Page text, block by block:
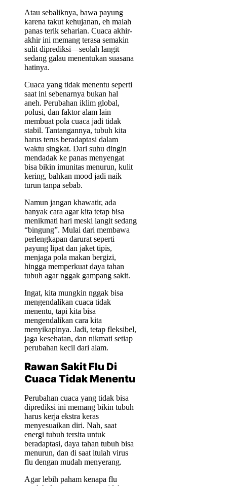
Atau sebaliknya, bawa payung
karena takut kehujanan, eh malah
panas terik seharian. Cuaca akhir-
akhir ini memang terasa semakin
sulit diprediksi—seolah langit
sedang galau menentukan suasana
hatinya.
Cuaca yang tidak menentu seperti
saat ini sebenarnya bukan hal
aneh. Perubahan iklim global,
polusi, dan faktor alam lain
membuat pola cuaca jadi tidak
stabil. Tantangannya, tubuh kita
harus terus beradaptasi dalam
waktu singkat. Dari suhu dingin
mendadak ke panas menyengat
bisa bikin imunitas menurun, kulit
kering, bahkan mood jadi naik
turun tanpa sebab.
Namun jangan khawatir, ada
banyak cara agar kita tetap bisa
menikmati hari meski langit sedang
“bingung”. Mulai dari membawa
perlengkapan darurat seperti
payung lipat dan jaket tipis,
menjaga pola makan bergizi,
hingga memperkuat daya tahan
tubuh agar nggak gampang sakit.
Ingat, kita mungkin nggak bisa
mengendalikan cuaca tidak
menentu, tapi kita bisa
mengendalikan cara kita
menyikapinya. Jadi, tetap fleksibel,
jaga kesehatan, dan nikmati setiap
perubahan kecil dari alam.
Rawan Sakit Flu Di
Cuaca Tidak Menentu
Perubahan cuaca yang tidak bisa
diprediksi ini memang bikin tubuh
harus kerja ekstra keras
menyesuaikan diri. Nah, saat
energi tubuh tersita untuk
beradaptasi, daya tahan tubuh bisa
menurun, dan di saat itulah virus
flu dengan mudah menyerang.
Agar lebih paham kenapa flu